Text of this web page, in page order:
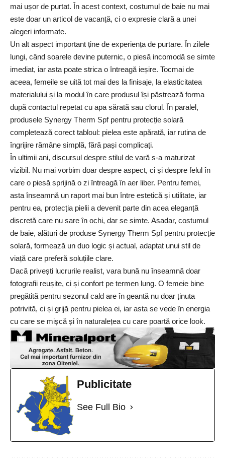
mai ușor de purtat. În acest context, costumul de baie nu mai
este doar un articol de vacanță, ci o expresie clară a unei
alegeri informate.
Un alt aspect important ține de experiența de purtare. În zilele
lungi, când soarele devine puternic, o piesă incomodă se simte
imediat, iar asta poate strica o întreagă ieșire. Tocmai de
aceea, femeile se uită tot mai des la finisaje, la elasticitatea
materialului și la modul în care produsul își păstrează forma
după contactul repetat cu apa sărată sau clorul. În paralel,
produsele Synergy Therm Spf pentru protecție solară
completează corect tabloul: pielea este apărată, iar rutina de
îngrijire rămâne simplă, fără pași complicați.
În ultimii ani, discursul despre stilul de vară s-a maturizat
vizibil. Nu mai vorbim doar despre aspect, ci și despre felul în
care o piesă sprijină o zi întreagă în aer liber. Pentru femei,
asta înseamnă un raport mai bun între estetică și utilitate, iar
pentru ea, protecția pielii a devenit parte din acea eleganță
discretă care nu sare în ochi, dar se simte. Asadar, costumul
de baie, alături de produse Synergy Therm Spf pentru protecție
solară, formează un duo logic și actual, adaptat unui stil de
viață care preferă soluțiile clare.
Dacă privești lucrurile realist, vara bună nu înseamnă doar
fotografii reușite, ci și confort pe termen lung. O femeie bine
pregătită pentru sezonul cald are în geantă nu doar ținuta
potrivită, ci și grijă pentru pielea ei, iar asta se vede în energia
cu care se mișcă și în naturalețea cu care poartă orice look.
Publicitate
See Full Bio